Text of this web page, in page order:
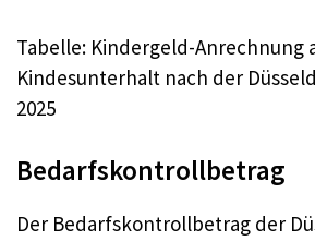
Tabelle: Kindergeld-Anrechnung
Kindesunterhalt nach der
2025
Bedarfskontrollbetrag
Der Bedarfskontrollbetrag der